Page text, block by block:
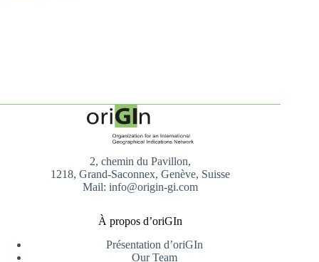
2, chemin du Pavillon,
1218, Grand-Saconnex, Genève, Suisse
Mail: info@origin-gi.com
À propos d’oriGIn
Présentation d’oriGIn
Our Team